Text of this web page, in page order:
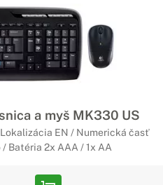
a myš MK330 US
EN / Numerická časť
Batéria 2x AAA / 1x AA